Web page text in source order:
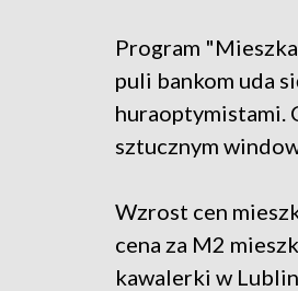
Program
puli bankom uda
huraoptymistami.
sztucznym
Wzrost cen
cena za M2
kawalerki w